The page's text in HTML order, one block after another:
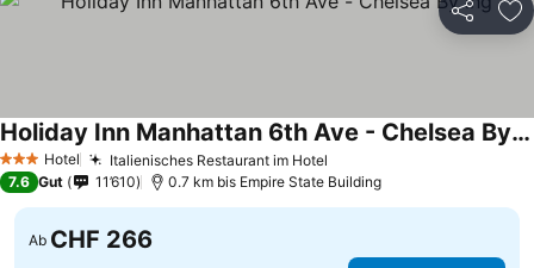
Teilen
3 SterneHotel Italienisches Restaurant im Hotel
Holiday Inn Manhattan 6th Ave - Chelsea By Ihg
7.6 Gut 11’610 0.7 km bis Empire State Building
Ab CHF 266